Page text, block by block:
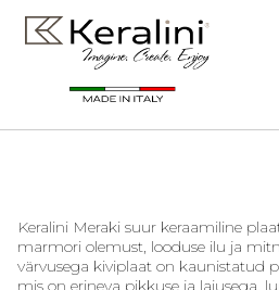
Keralini Merakisuur keraamiline
marmori olemust, looduse ilu ja
värvusega kiviplaat on kaunistatud
mis on erineva pikkuse ja laiusega,